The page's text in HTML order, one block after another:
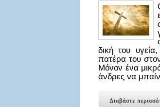
δική του
πατέρα του
Μόνον ένα
άνδρες να
Διαβάστε